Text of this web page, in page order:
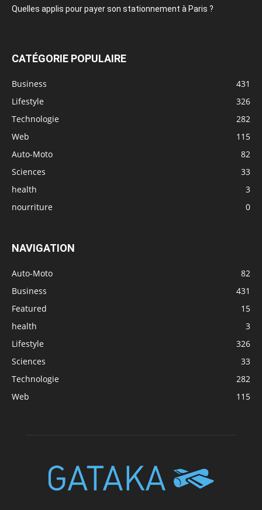
Quelles applis pour payer son stationnement à Paris ?
CATÉGORIE POPULAIRE
Business
431
Lifestyle
326
Technologie
282
Web
115
Auto-Moto
82
Sciences
33
health
3
nourriture
0
NAVIGATION
Auto-Moto
82
Business
431
Featured
15
health
3
Lifestyle
326
Sciences
33
Technologie
282
Web
115